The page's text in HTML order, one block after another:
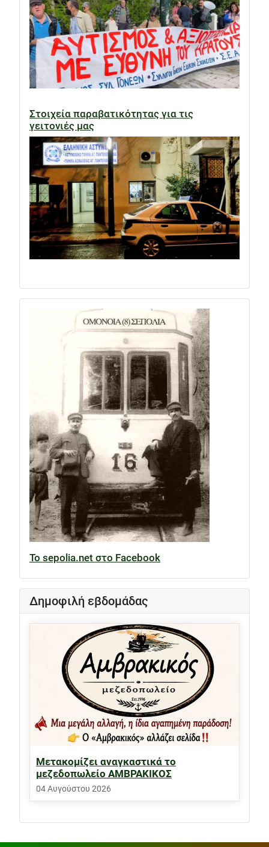
Στοιχεία παραβατικότητας για τις
γειτονιές μας
Το sepolia.net στο Facebook
Δημοφιλή εβδομάδας
Μετακομίζει αναγκαστικά το
μεζεδοπωλείο ΑΜΒΡΑΚΙΚΟΣ
04 Αυγούστου 2026